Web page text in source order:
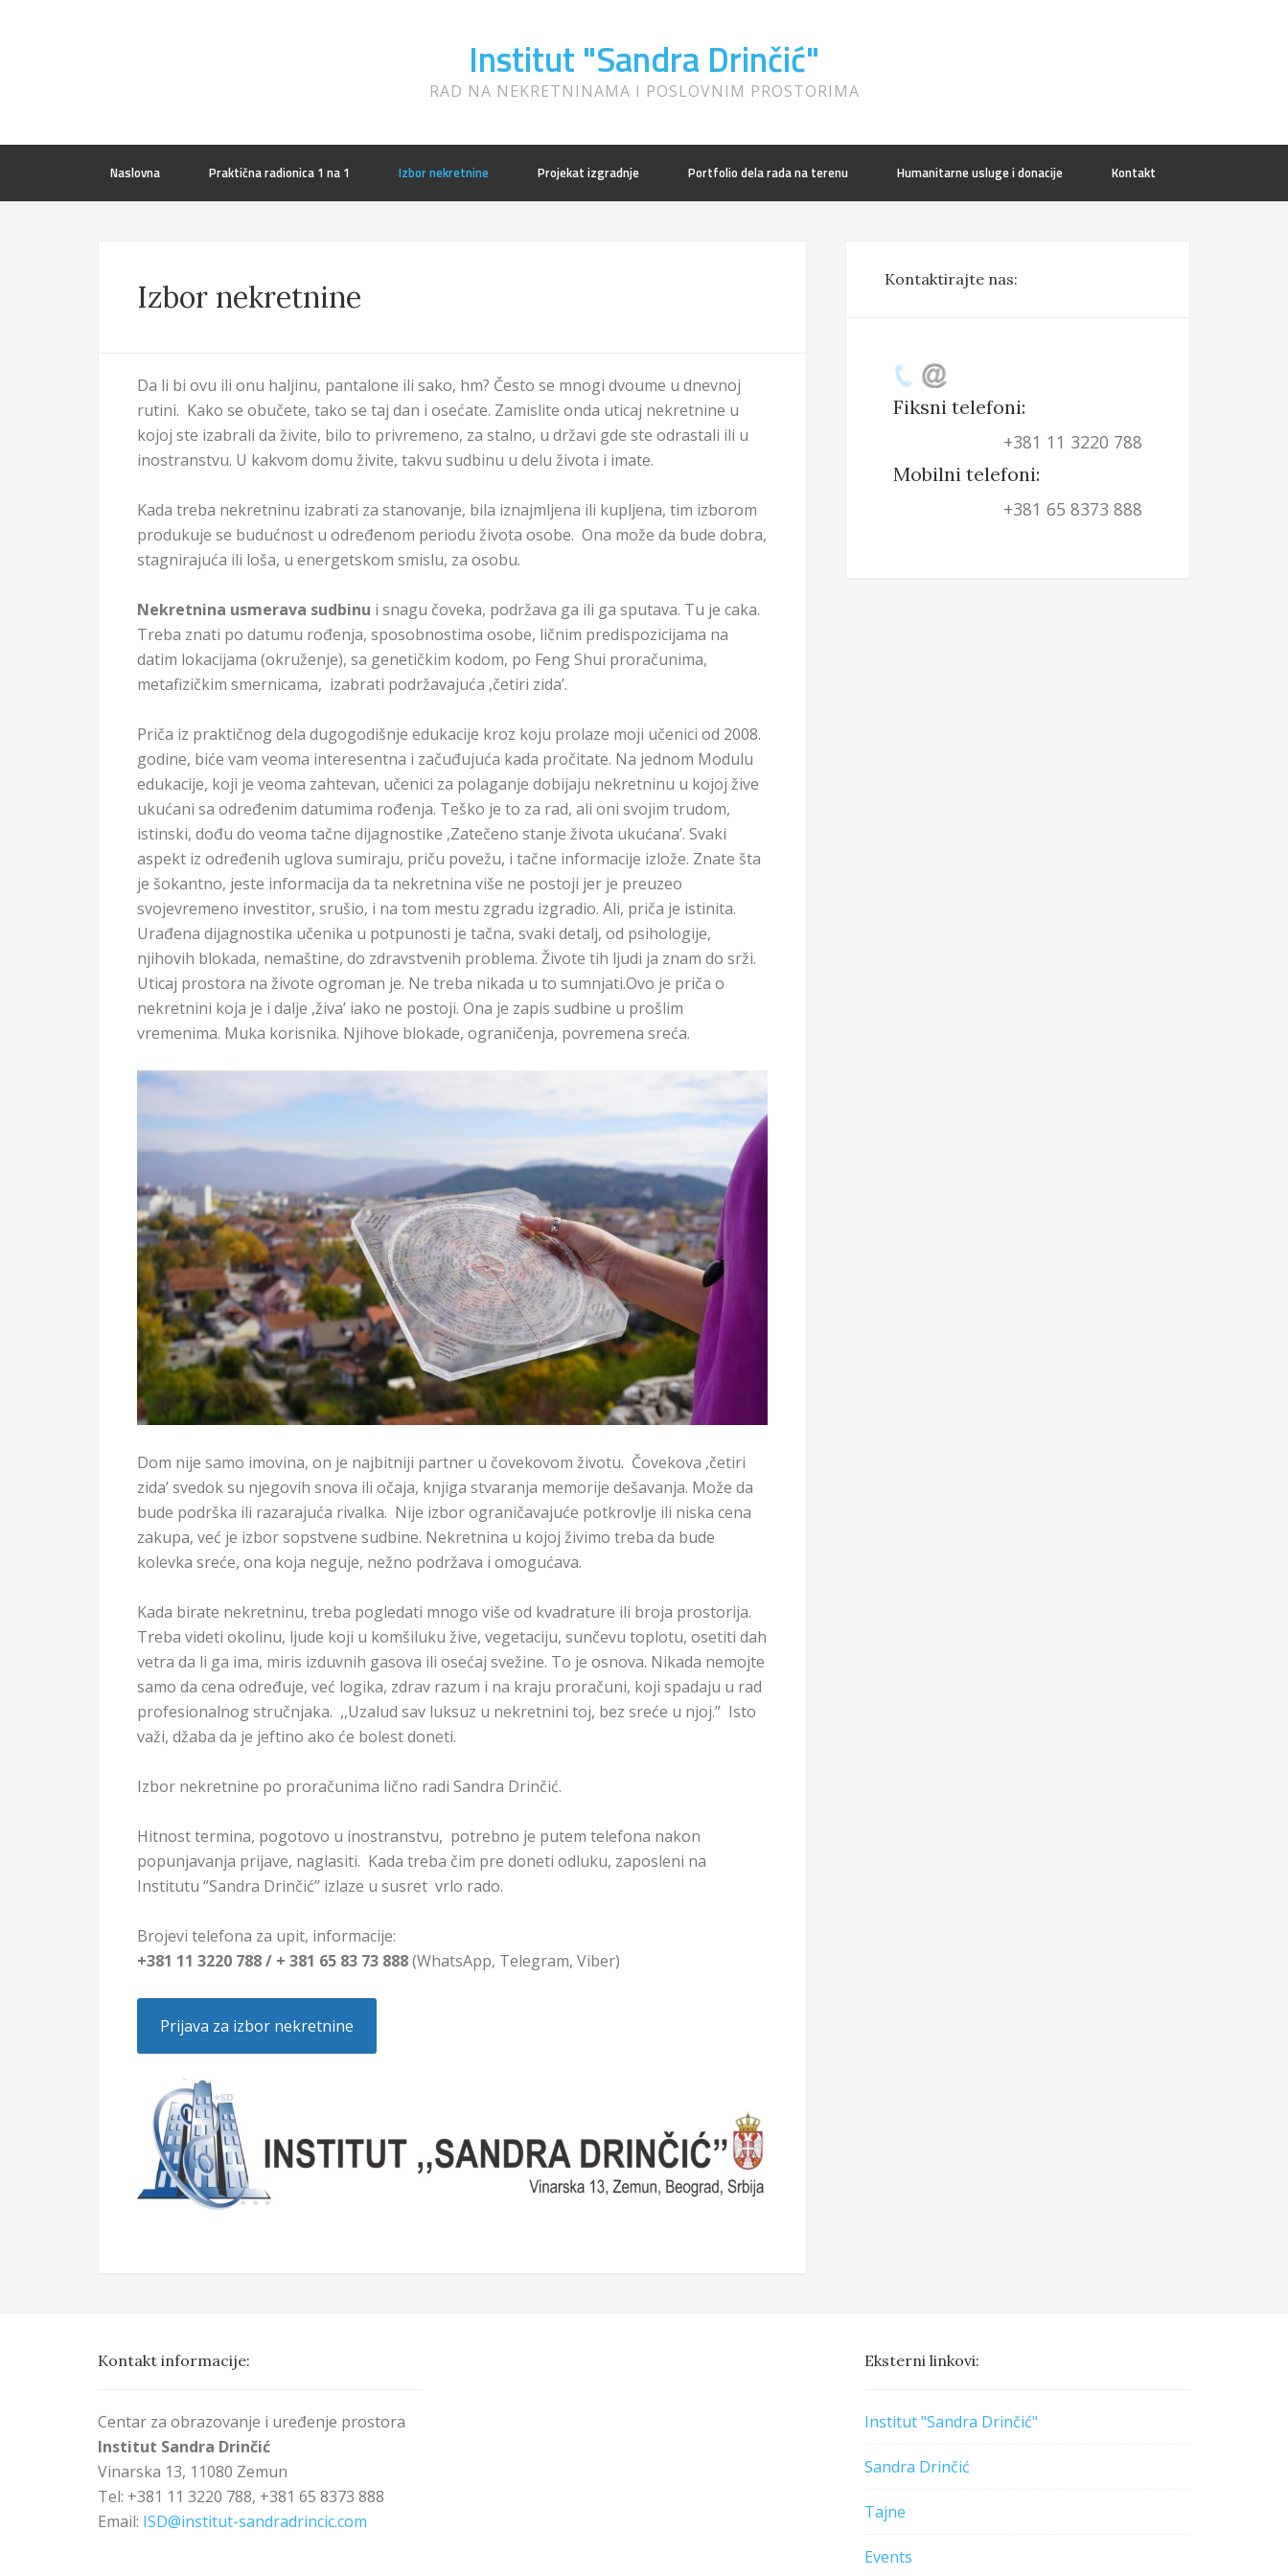
Institut "Sandra Drinčić"
RAD NA NEKRETNINAMA I POSLOVNIM PROSTORIMA
Naslovna Praktična radionica 1 na 1 Izbor nekretnine Projekat izgradnje Portfolio dela rada na terenu Humanitarne usluge i donacije Kontakt
Izbor nekretnine
Da li bi ovu ili onu haljinu, pantalone ili sako, hm? Često se mnogi dvoume u dnevnoj
rutini. Kako se obučete, tako se taj dan i osećate. Zamislite onda uticaj nekretnine u
kojoj ste izabrali da živite, bilo to privremeno, za stalno, u državi gde ste odrastali ili u
inostranstvu. U kakvom domu živite, takvu sudbinu u delu života i imate.
Kada treba nekretninu izabrati za stanovanje, bila iznajmljena ili kupljena, tim izborom
produkuje se budućnost u određenom periodu života osobe. Ona može da bude dobra,
stagnirajuća ili loša, u energetskom smislu, za osobu.
Nekretnina usmerava sudbinu i snagu čoveka, podržava ga ili ga sputava. Tu je caka.
Treba znati po datumu rođenja, sposobnostima osobe, ličnim predispozicijama na
datim lokacijama (okruženje), sa genetičkim kodom, po Feng Shui proračunima,
metafizičkim smernicama, izabrati podržavajuća ,četiri zida’.
Priča iz praktičnog dela dugogodišnje edukacije kroz koju prolaze moji učenici od 2008.
godine, biće vam veoma interesentna i začuđujuća kada pročitate. Na jednom Modulu
edukacije, koji je veoma zahtevan, učenici za polaganje dobijaju nekretninu u kojoj žive
ukućani sa određenim datumima rođenja. Teško je to za rad, ali oni svojim trudom,
istinski, dođu do veoma tačne dijagnostike ,Zatečeno stanje života ukućana’. Svaki
aspekt iz određenih uglova sumiraju, priču povežu, i tačne informacije izlože. Znate šta
je šokantno, jeste informacija da ta nekretnina više ne postoji jer je preuzeo
svojevremeno investitor, srušio, i na tom mestu zgradu izgradio. Ali, priča je istinita.
Urađena dijagnostika učenika u potpunosti je tačna, svaki detalj, od psihologije,
njihovih blokada, nemaštine, do zdravstvenih problema. Živote tih ljudi ja znam do srži.
Uticaj prostora na živote ogroman je. Ne treba nikada u to sumnjati.Ovo je priča o
nekretnini koja je i dalje ,živa’ iako ne postoji. Ona je zapis sudbine u prošlim
vremenima. Muka korisnika. Njihove blokade, ograničenja, povremena sreća.
Dom nije samo imovina, on je najbitniji partner u čovekovom životu. Čovekova ,četiri
zida’ svedok su njegovih snova ili očaja, knjiga stvaranja memorije dešavanja. Može da
bude podrška ili razarajuća rivalka. Nije izbor ograničavajuće potkrovlje ili niska cena
zakupa, već je izbor sopstvene sudbine. Nekretnina u kojoj živimo treba da bude
kolevka sreće, ona koja neguje, nežno podržava i omogućava.
Kada birate nekretninu, treba pogledati mnogo više od kvadrature ili broja prostorija.
Treba videti okolinu, ljude koji u komšiluku žive, vegetaciju, sunčevu toplotu, osetiti dah
vetra da li ga ima, miris izduvnih gasova ili osećaj svežine. To je osnova. Nikada nemojte
samo da cena određuje, već logika, zdrav razum i na kraju proračuni, koji spadaju u rad
profesionalnog stručnjaka. ,,Uzalud sav luksuz u nekretnini toj, bez sreće u njoj.’’ Isto
važi, džaba da je jeftino ako će bolest doneti.
Izbor nekretnine po proračunima lično radi Sandra Drinčić.
Hitnost termina, pogotovo u inostranstvu, potrebno je putem telefona nakon
popunjavanja prijave, naglasiti. Kada treba čim pre doneti odluku, zaposleni na
Institutu ‘’Sandra Drinčić’’ izlaze u susret vrlo rado.
Brojevi telefona za upit, informacije:
+381 11 3220 788 / + 381 65 83 73 888(WhatsApp, Telegram, Viber)
Prijava za izbor nekretnine
Kontaktirajte nas:
Fiksni telefoni:
+381 11 3220 788
Mobilni telefoni:
+381 65 8373 888
Kontakt informacije:
Centar za obrazovanje i uređenje prostora
Institut Sandra Drinčić
Vinarska 13, 11080 Zemun
Tel: +381 11 3220 788, +381 65 8373 888
Email: ISD@institut-sandradrincic.com
Eksterni linkovi:
Institut "Sandra Drinčić"
Sandra Drinčić
Tajne
Events